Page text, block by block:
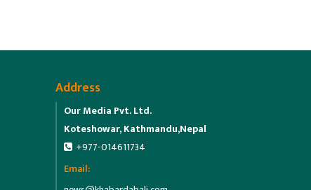
Address
Our Media Pvt. Ltd.
Koteshowar, Kathmandu,Nepal
+977-014611734
Email: